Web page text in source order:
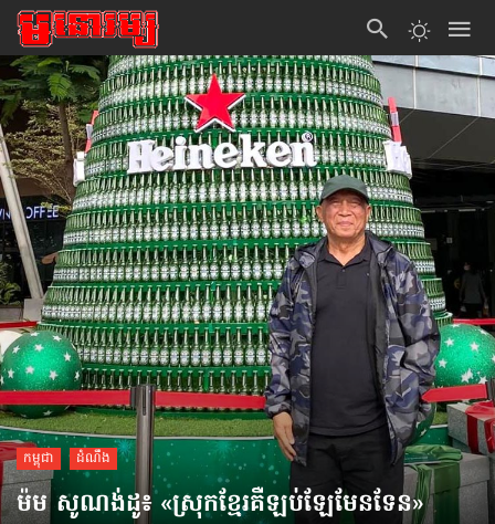
កម្ពុជា ដំណឹង
ម៉ម សូណង់ដូ៖ «ស្រុកខ្មែរ​គឺឡប់ឡែ​មែនទែន»